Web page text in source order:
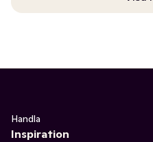
Handla
Inspiration